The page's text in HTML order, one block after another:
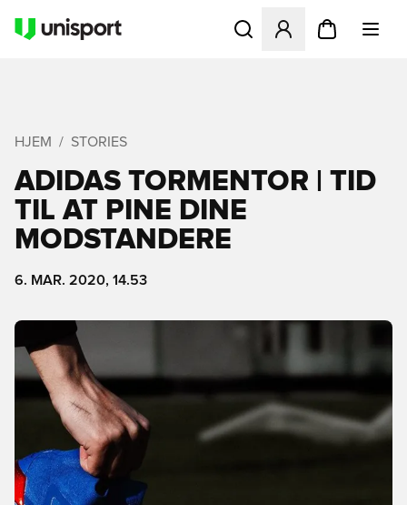
Åbner en Modal til at
HJEM STORIES
ADIDAS TORMENTOR | TID
TIL AT PINE DINE
MODSTANDERE
6. MAR. 2020, 14.53